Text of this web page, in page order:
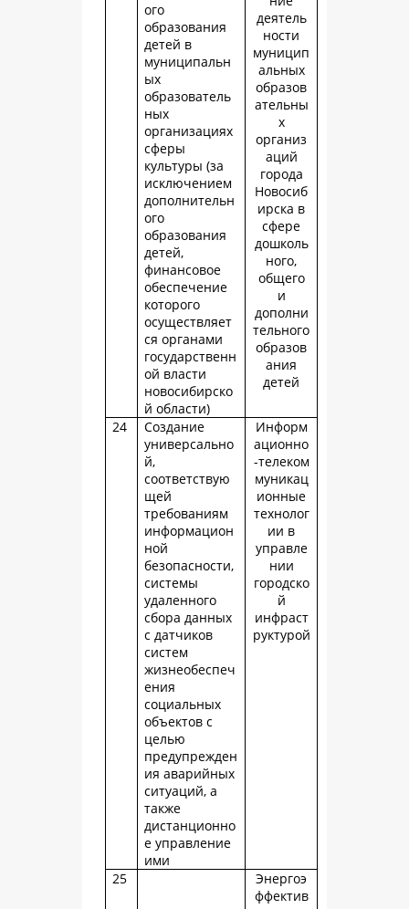
ого
образования
детей в
муниципальн
ых
образователь
ных
организациях
сферы
культуры (за
исключением
дополнительн
ого
образования
детей,
финансовое
обеспечение
которого
осуществляет
ся органами
государственн
ой власти
новосибирско
й области)
деятель
ности
муницип
альных
образов
ательны
х
организ
аций
города
Новосиб
ирска в
сфере
дошколь
ного,
общего
и
дополни
тельного
образов
ания
детей
24
Создание
универсально
й,
соответствую
щей
требованиям
информацион
ной
безопасности,
системы
удаленного
сбора данных
с датчиков
систем
жизнеобеспеч
ения
социальных
объектов с
целью
предупрежден
ия аварийных
ситуаций, а
также
дистанционно
е управление
ими
Информ
ационно
-телеком
муникац
ионные
технолог
ии в
управле
нии
городско
й
инфраст
руктурой
25
Энергоэ
ффектив